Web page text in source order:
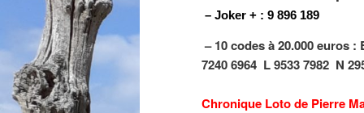
– Joker + : 9 896 189
– 10 codes à 20.000 euros :
7240 6964 L 9533 7982 N
Chronique Loto de Pierre